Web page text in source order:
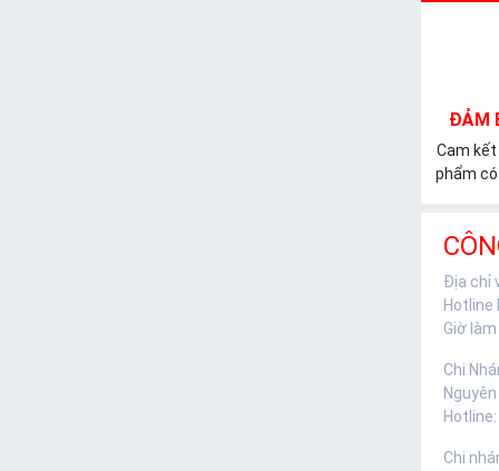
ĐẢM
Cam
phẩm
Địa chỉ
Hotline
Giờ
Chi
Nguyên
Hotline:
Chi